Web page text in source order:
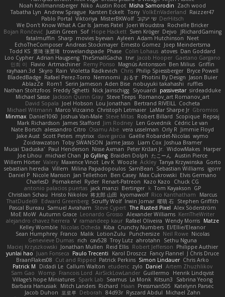
Noah Kollmannsberger Niko Austin Root Misha Samorodin Zach wood
Tabatha Lyn Andrew Sprague Karsten Eckelt Tony VolkEnVaderland Raizzer47
Pablo Portal Viktoriya MisterBKWolf שי יעקוב DerHitsch
We Don't Know What A Car Is James Patel Joeri Woudstra Rochelle Bricker
Bojan Rončević Justin Green Sof Hope Hackett Sven Kröger Dejvo
JRichardGaming
fatalmuffin Sharp movies byevan Ayleen Adam Hutchinson Neet
EchoTheComposer Andreas Stockmayer Ernesto Gomez Joep Meindertsma
Todd KS 景琦 张景琦 trowelandspade Phase Colin Lohaus atoves Dan Goddard
Loo Cypher Adrian Haugseng TheSmallGacha trvr Jacob Hooper Gaetano Gargano
민희 이
Flavio Artmachiner Remy Ponso Magnús Antonsson Ben Milius Griffin
rayhaan.3d
Skyro Rain Violetta Radkevich Chris Philip Spiessberger Bryce Powell
BladedBadge Rafael Perez-Torro Nemnomi おるす Photini By Design Jason Buier
AblazZe Rom1 Serin Jameson Aden Bise nobuyuki takahashi
ruffles
Nathan Stoltzfoos Freddy Sghetti Nick Jainschigg Siyouardi passivestar sirdeadduke
Michael Sasse Jackson Quinn Gray Steve Teeps Romanov_art Romanov_art
David Sopala Joel Hobson Lou Jonathan Bertrand RIVEILL Cocheta
Michael Witmann Marco Vizcaino Christoph Letmaier LaMar Sharpe Jr Gbromios
Minmax Daniel1060 Joshua Van-Male Steve Mitas Robert Billard Scopique Repsaj
Mark Richardson James Stafford Jim Rodney Len Govednik Cédric Le van
Nate Borsch alessandro Citro Osamu Abe vera usselman Orly R Jimmie Floyd
Jake Aust Scott Peters mytrixx dave garcia Gaëlle Robardet-Nicolas wymo
Zoidrawzaton Toby SWANSON Jaime Jasso Liam Cox Joshua Bramer
Mucai 'Daduska' Paul Henderson Nisse Axman Peter Križan Jr. WidowMakes Harper
Joe Lihou
michael Chan Jo Gylling Braiden Dolph たこーん Austin Pierce
Willem Hörter Valery Maxence Vinot Lev K Woozle Ackley Tanya Krzywinska Gorto
sebastian heredia Villem Milina Papadopoulos SamBean Sebastian Williams igorrr
Daniel P Nicole Manson Jan Tellethon Ben Casey Max Cukrowski Elvis Germano
CharlesD
Pomakenel Ryder Renart-Patreon Kazo Kazo
Chuck CG
antonio palacios puertas jack manzi Bertinger k Tom Kayakson GP
Christian Schau
Hristo Nikolov 将太郎 山田 kyomawolf Rico Kanthatham
Marcus
ThatDude69
Edward Greenberg Scruffy Wolf Irwin Jomar 曜萌 石 Stephen Griffith
Pascal Bureau Samuel Avraham Steve Cypert The Rusted Pixel Alex Söderström
MoE MoW Autumn Grace Leonardo Grosso Alexander Williams KerriTheWriter
alejandro chavez herrera V ramandeep kaur Rafael Oliveira Wendy Morris Matze
Kelley Womble Nicolas Ocheda Kiba Crunchy Numbers El/Ellie/Eleanor
Sean Humphrey Franco Malik LotionZulu Punchersize Neil Rowe Nicolas
Genevieve Dumas rich cav528 Troy Lutz ahrotahn
Sethu Nguna
Maciej Krzyszkowski Jonathan Mullen Reid Ellis Robert Jefferson Philippe Authier
yunlai hao Juan Fonseca Paulo Trecenti Karol Droszcz Fancy Flannel J Chris Druce
BraanFlakes08 Cut and Ripped Patrick Perkins Simon Lindauer Chris Arko
Patrick M
Didadi Le Callum Walton etudenc zylo Daniel Artem Zhuzhlikov
Sam Gao Womp Francois Lord AirSickLowLander Guillermo
Henrik Lindqvist
Village's hope Miniatures Spark Lab Seamus La Monk Kitsun3
Sabrina Yeong
Barbara Hanusiak Mitch Landers Richard Haan Pressman505
Katelynn Parsec
Jacob Duhon 포로루 Deborah 84d93r Ryszard Abdul Michael Zahn